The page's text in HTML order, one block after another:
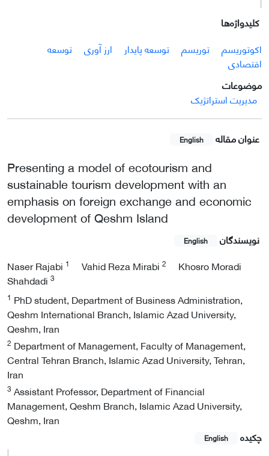
کلیدواژه‌ها
اکوتوریسم
توریسم توسعه پایدار ارز آوری
توسعه
اقتصادی
موضوعات
مدیریت استراتژیک
عنوان مقاله English
Presenting a model of ecotourism and
sustainable tourism development with an
emphasis on foreign exchange and economic
development of Qeshm Island
نویسندگان English
Naser Rajabi 1 Vahid Reza Mirabi 2
Khosro Moradi
Shahdadi 3
1 PhD student, Department of Business Administration,
Qeshm International Branch, Islamic Azad University,
Qeshm, Iran
2 Department of Management, Faculty of Management,
Central Tehran Branch, Islamic Azad University, Tehran,
Iran
3 Assistant Professor, Department of Financial
Management, Qeshm Branch, Islamic Azad University,
Qeshm, Iran
چکیده
English